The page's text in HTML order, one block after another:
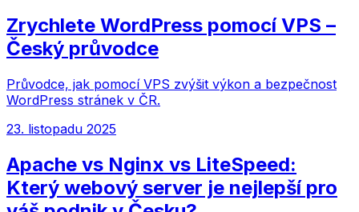
Zrychlete WordPress pomocí VPS –
Český průvodce
Průvodce, jak pomocí VPS zvýšit výkon a bezpečnost
WordPress stránek v ČR.
23. listopadu 2025
Apache vs Nginx vs LiteSpeed:
Který webový server je nejlepší pro